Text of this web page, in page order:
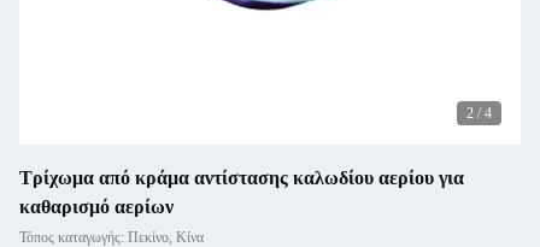
2 / 4
Τρίχωμα από κράμα αντίστασης καλωδίου αερίου για
καθαρισμό αερίων
Τόπος καταγωγής: Πεκίνο, Κίνα